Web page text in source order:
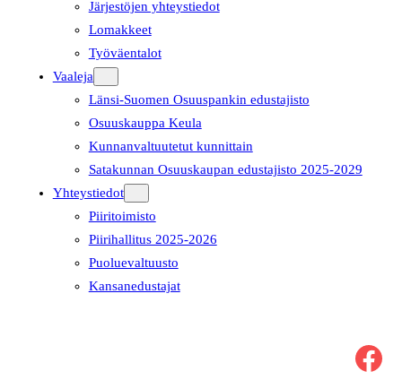
Järjestöjen yhteystiedot
Lomakkeet
Työväentalot
Vaaleja
Länsi-Suomen Osuuspankin edustajisto
Osuuskauppa Keula
Kunnanvaltuutetut kunnittain
Satakunnan Osuuskaupan edustajisto 2025-2029
Yhteystiedot
Piiritoimisto
Piirihallitus 2025-2026
Puoluevaltuusto
Kansanedustajat
Facebook